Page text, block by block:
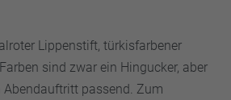
Lippenstift, türkisfarbener
sind zwar ein Hingucker, aber
Abendauftritt passend. Zum